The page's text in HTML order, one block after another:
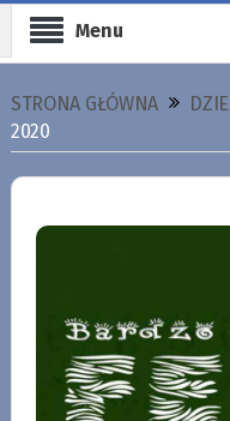
Menu
STRONA GŁÓWNA
2020